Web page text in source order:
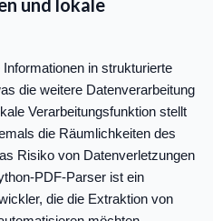
und lokale
in strukturierte
die weitere Datenverarbeitung
Verarbeitungsfunktion stellt
die Räumlichkeiten des
Risiko von Datenverletzungen
PDF-Parser ist ein
die die Extraktion von